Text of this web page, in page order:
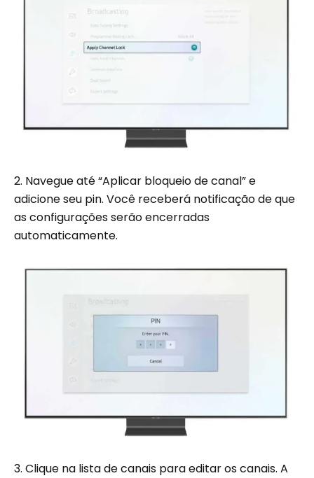
2. Navegue até “Aplicar bloqueio de canal” e
adicione seu pin. Você receberá notificação de que
as configurações serão encerradas
automaticamente.
3. Clique na lista de canais para editar os canais. A